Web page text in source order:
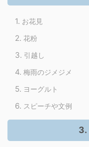
お花見
花粉
引越し
梅雨のジメジメ
ヨーグルト
スピーチや文例